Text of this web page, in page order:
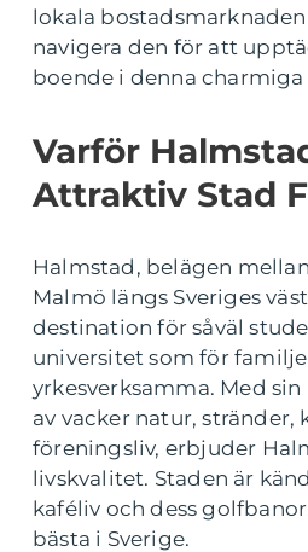
lokala
navigera den för att
boende i denna charmiga
Varför
Attraktiv Stad
Halmstad, belägen
Malmö längs Sveriges
destination för såväl
universitet som för
yrkesverksamma. Med
av vacker natur,
föreningsliv, erbjuder
livskvalitet. Staden är
kaféliv och dess
bästa i Sverige.